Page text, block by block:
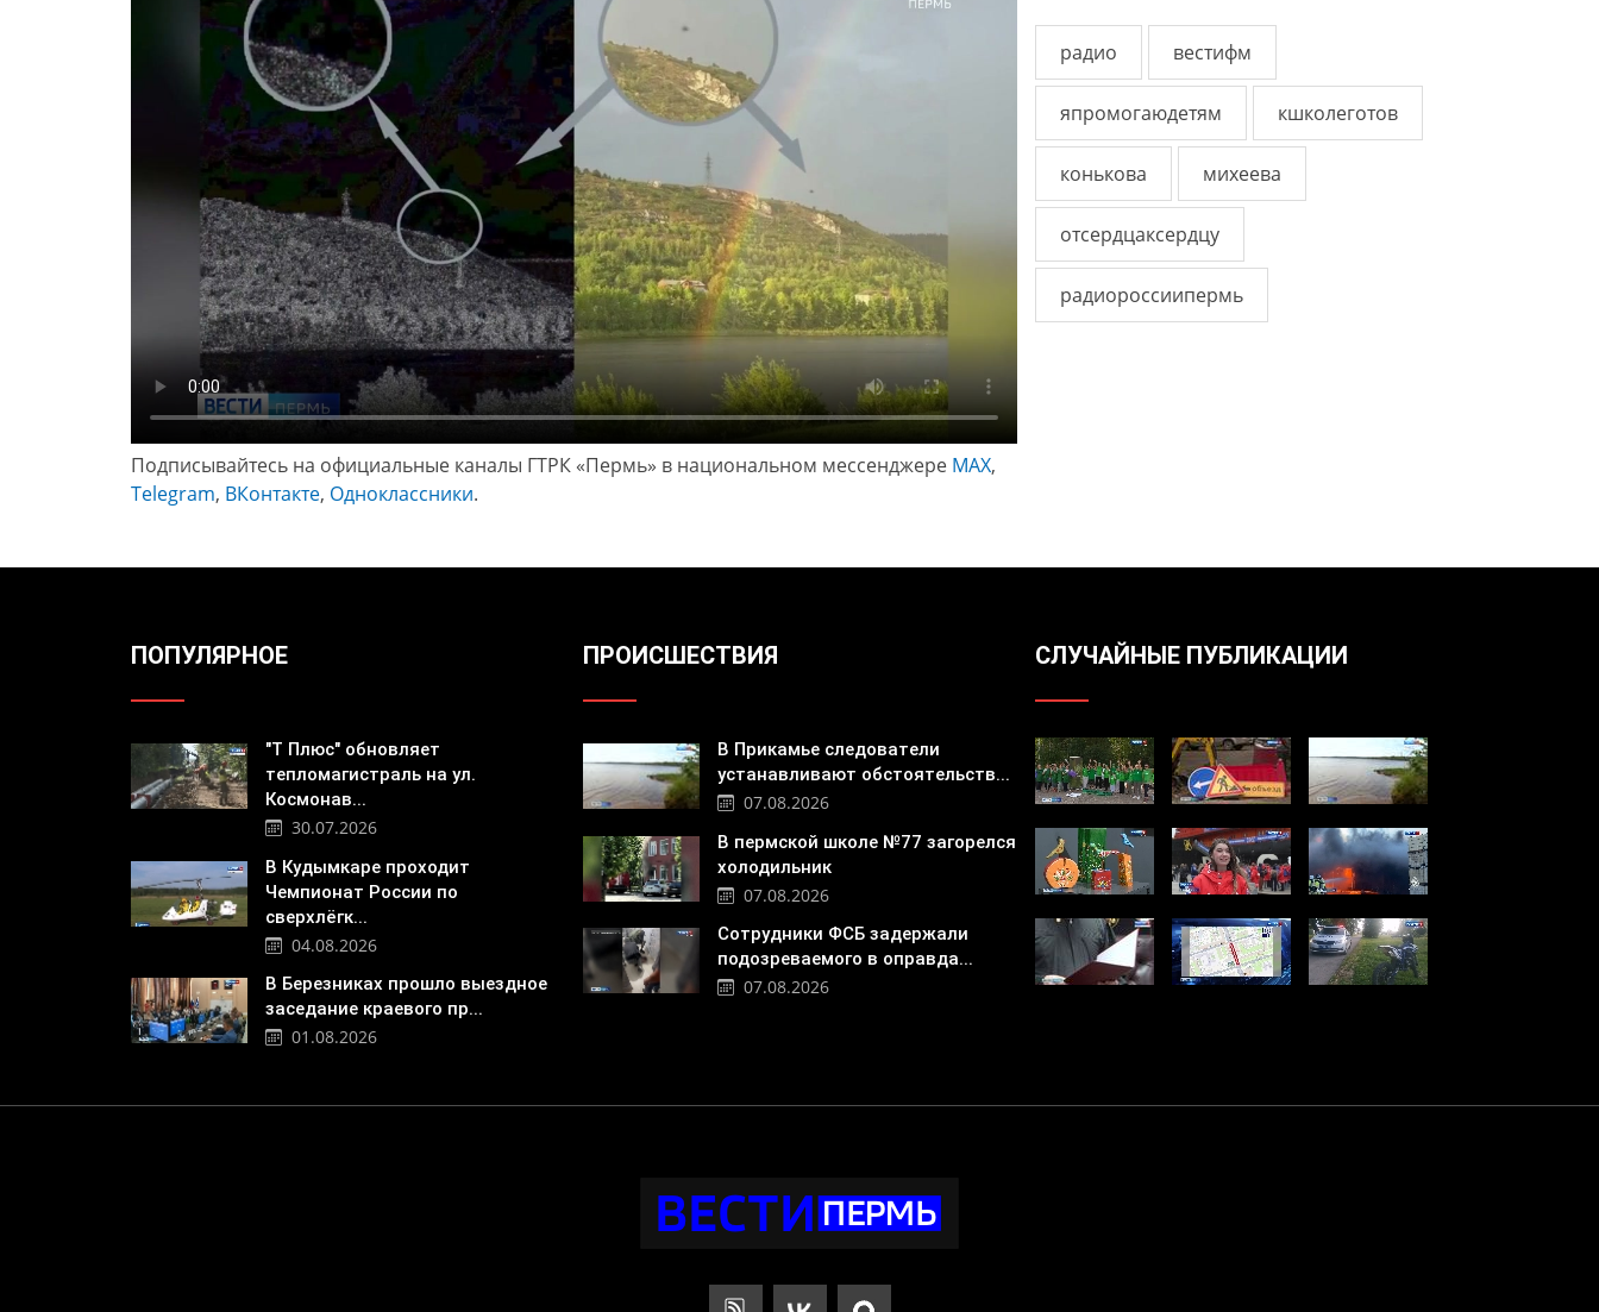
Подписывайтесь на официальные каналы ГТРК «Пермь» в национальном мессенджере МАХ,
Telegram, ВКонтакте, Одноклассники.
радио вестифм
япромогаюдетям кшколеготов
конькова михеева
отсердцаксердцу
радиороссиипермь
ПОПУЛЯРНОЕ
"Т Плюс" обновляет
тепломагистраль на ул.
Космонав...
30.07.2026
В Кудымкаре проходит
Чемпионат России по
сверхлёгк...
04.08.2026
В Березниках прошло выездное
заседание краевого пр...
01.08.2026
ПРОИСШЕСТВИЯ
В Прикамье следователи
устанавливают обстоятельств...
07.08.2026
В пермской школе №77 загорелся
холодильник
07.08.2026
Сотрудники ФСБ задержали
подозреваемого в оправда...
07.08.2026
СЛУЧАЙНЫЕ ПУБЛИКАЦИИ